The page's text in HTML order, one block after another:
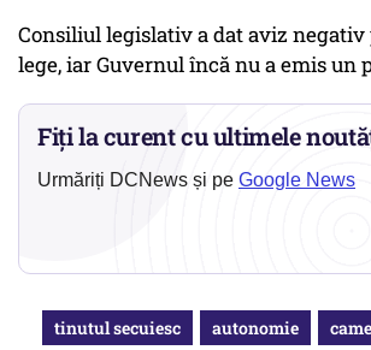
Consiliul legislativ a dat aviz
lege, iar Guvernul încă nu a emis un
Fiți la curent cu ultimele
Urmăriți DCNews și pe Google News
tinutul secuiesc autonomie